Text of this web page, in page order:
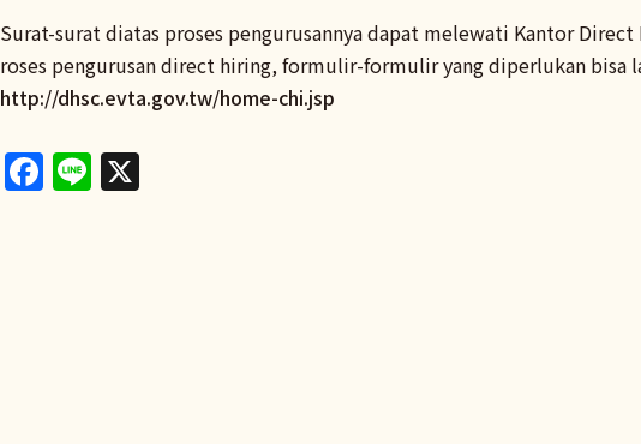
Surat-surat diatas proses pengurusannya dapat melewati Kantor
roses pengurusan direct hiring, formulir-formulir yang diperlukan bisa
http://dhsc.evta.gov.tw/home-chi.jsp
Facebook
Line